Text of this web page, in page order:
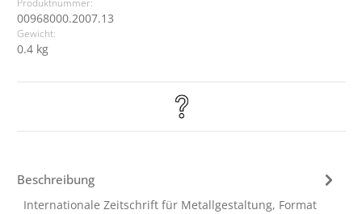
Produktnummer:
00968000.2007.13
Gewicht:
0.4 kg
Beschreibung
Internationale Zeitschrift für Metallgestaltung, Format